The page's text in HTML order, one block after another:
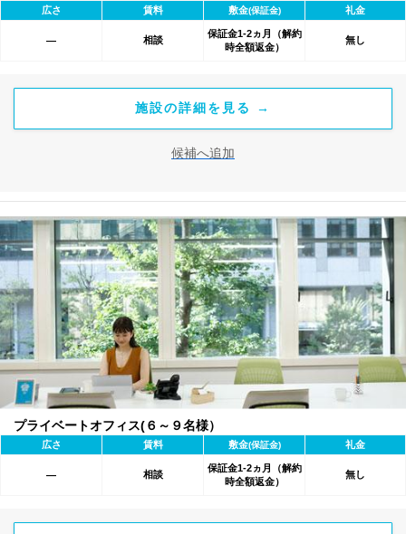
広さ 賃料 敷金(保証金) 礼金
― 相談
保証金1-2ヵ月（解約
時全額返金）
無し
施設の詳細を見る →
候補へ追加
プライベートオフィス(６～９名様）
広さ 賃料 敷金(保証金) 礼金
― 相談
保証金1-2ヵ月（解約
時全額返金）
無し